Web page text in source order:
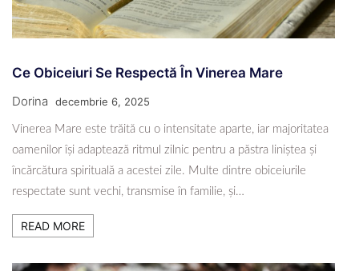
Ce Obiceiuri Se Respectă În Vinerea Mare
Dorina decembrie 6, 2025
Vinerea Mare este trăită cu o intensitate aparte, iar majoritatea
oamenilor își adaptează ritmul zilnic pentru a păstra liniștea și
încărcătura spirituală a acestei zile. Multe dintre obiceiurile
respectate sunt vechi, transmise în familie, și…
READ MORE